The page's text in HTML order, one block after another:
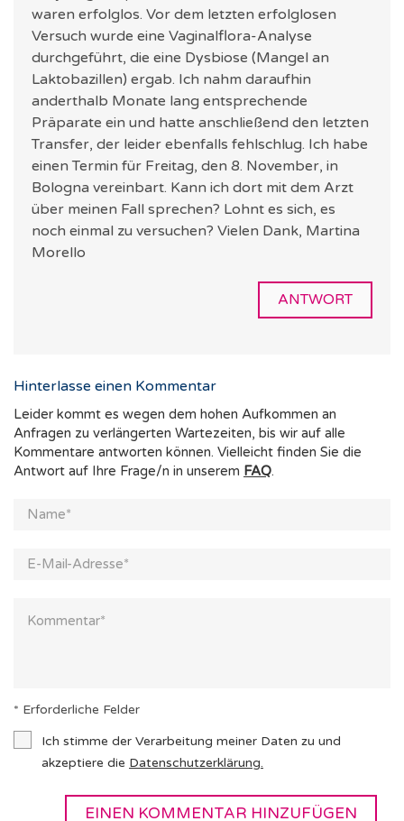
waren erfolglos. Vor dem letzten erfolglosen
Versuch wurde eine Vaginalflora-Analyse
durchgeführt, die eine Dysbiose (Mangel an
Laktobazillen) ergab. Ich nahm daraufhin
anderthalb Monate lang entsprechende
Präparate ein und hatte anschließend den letzten
Transfer, der leider ebenfalls fehlschlug. Ich habe
einen Termin für Freitag, den 8. November, in
Bologna vereinbart. Kann ich dort mit dem Arzt
über meinen Fall sprechen? Lohnt es sich, es
noch einmal zu versuchen? Vielen Dank, Martina
Morello
ANTWORT
Hinterlasse einen Kommentar
Leider kommt es wegen dem hohen Aufkommen an
Anfragen zu verlängerten Wartezeiten, bis wir auf alle
Kommentare antworten können. Vielleicht finden Sie die
Antwort auf Ihre Frage/n in unserem FAQ.
* Erforderliche Felder
Ich stimme der Verarbeitung meiner Daten zu und
akzeptiere die Datenschutzerklärung.